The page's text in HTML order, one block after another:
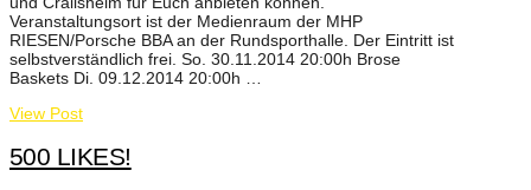
Veranstaltungsort ist der Medienraum der MHP
RIESEN/Porsche BBA an der Rundsporthalle. Der Eintritt ist
selbstverständlich frei. So. 30.11.2014 20:00h Brose
Baskets Di. 09.12.2014 20:00h …
View Post
500 LIKES!